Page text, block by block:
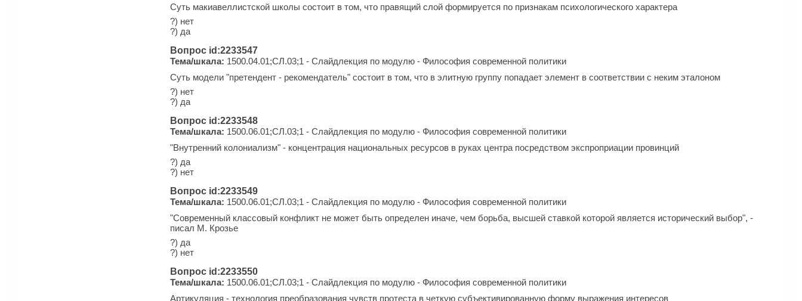
Суть макиавеллистской школы состоит в том, что правящий слой формируется по признакам психологического характера
?) нет
?) да
Вопрос id:2233547
Тема/шкала: 1500.04.01;СЛ.03;1 - Слайдлекция по модулю - Философия современной политики
Суть модели "претендент - рекомендатель" состоит в том, что в элитную группу попадает элемент в соответствии с неким эталоном
?) нет
?) да
Вопрос id:2233548
Тема/шкала: 1500.06.01;СЛ.03;1 - Слайдлекция по модулю - Философия современной политики
"Внутренний колониализм" - концентрация национальных ресурсов в руках центра посредством экспроприации провинций
?) да
?) нет
Вопрос id:2233549
Тема/шкала: 1500.06.01;СЛ.03;1 - Слайдлекция по модулю - Философия современной политики
"Современный классовый конфликт не может быть определен иначе, чем борьба, высшей ставкой которой является исторический выбор", -
писал М. Крозье
?) да
?) нет
Вопрос id:2233550
Тема/шкала: 1500.06.01;СЛ.03;1 - Слайдлекция по модулю - Философия современной политики
Артикуляция - технология преобразования чувств протеста в четкую субъективированную форму выражения интересов